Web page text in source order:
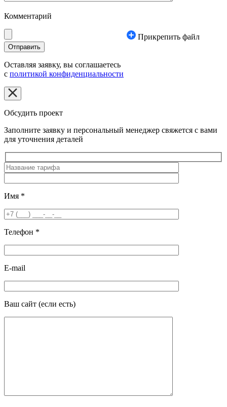
Комментарий
Прикрепить файл
Оставляя заявку, вы соглашаетесь
с политикой конфиденциальности
Обсудить проект
Заполните заявку и персональный менеджер свяжется с вами
для уточнения деталей
Имя *
Телефон *
E-mail
Ваш сайт (если есть)